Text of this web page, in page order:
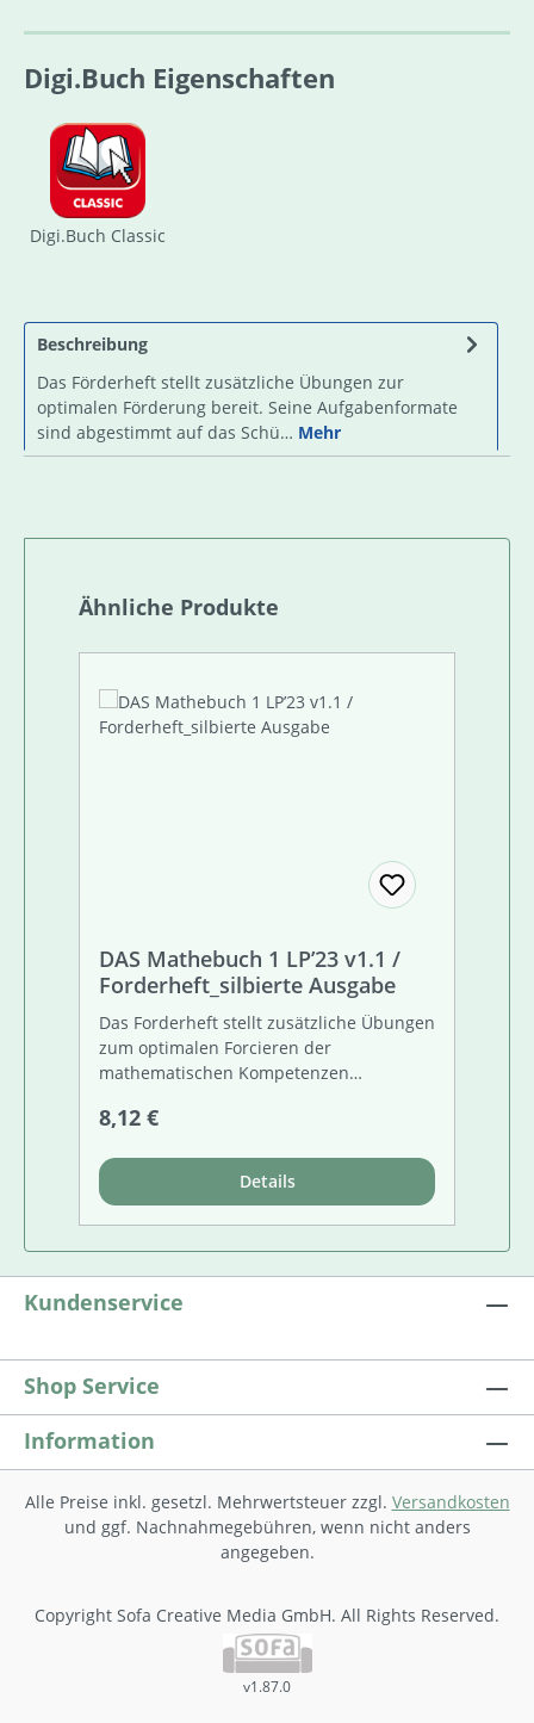
Digi.Buch Eigenschaften
Digi.Buch Classic
Beschreibung
Das Förderheft stellt zusätzliche Übungen zur
optimalen Förderung bereit. Seine Aufgabenformate
sind abgestimmt auf das Schü… Mehr
Produktgalerie überspringen
Ähnliche Produkte
DAS Mathebuch 1 LP’23 v1.1 /
Forderheft_silbierte Ausgabe
Das Forderheft stellt zusätzliche Übungen
zum optimalen Forcieren der
mathematischen Kompetenzen
Aufgabenformate sind abgestimmt auf
Daher kann es sowohl ergänzend zum
Arbeitsheft als auch als eigenständiges
Heft eingesetzt werden. Lösungsheft
extra erhältlich.Nahtlos weiter­arbeiten:
vom Förderheft zum Arbeitsheft vom
Arbeitsheft zum ForderheftHinweis: Auch
einsetzbar.
Regulärer Preis:
8,12 €
Details
Kundenservice
Shop Service
Information
Alle Preise inkl. gesetzl. Mehrwertsteuer zzgl. Versandkosten
und ggf. Nachnahmegebühren, wenn nicht anders
angegeben.
Copyright Sofa Creative Media GmbH. All Rights Reserved.
v1.87.0